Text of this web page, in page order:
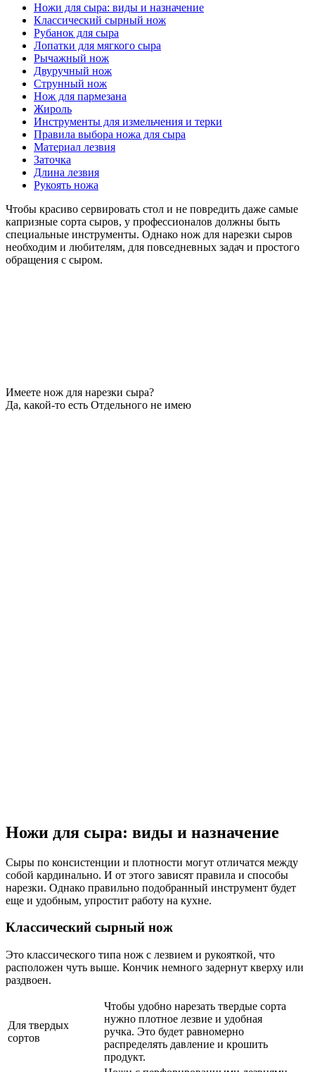
Ножи для сыра: виды и назначение
Классический сырный нож
Рубанок для сыра
Лопатки для мягкого сыра
Рычажный нож
Двуручный нож
Струнный нож
Нож для пармезана
Жироль
Инструменты для измельчения и терки
Правила выбора ножа для сыра
Материал лезвия
Заточка
Длина лезвия
Рукоять ножа
Чтобы красиво сервировать стол и не повредить даже самые
капризные сорта сыров, у профессионалов должны быть
специальные инструменты. Однако нож для нарезки сыров
необходим и любителям, для повседневных задач и простого
обращения с сыром.
Имеете нож для нарезки сыра?
Да, какой-то есть Отдельного не имею
Ножи для сыра: виды и назначение
Сыры по консистенции и плотности могут отличатся между
собой кардинально. И от этого зависят правила и способы
нарезки. Однако правильно подобранный инструмент будет
еще и удобным, упростит работу на кухне.
Классический сырный нож
Это классического типа нож с лезвием и рукояткой, что
расположен чуть выше. Кончик немного задернут кверху или
раздвоен.
Для твердых
сортов
Чтобы удобно нарезать твердые сорта
нужно плотное лезвие и удобная
ручка. Это будет равномерно
распределять давление и крошить
продукт.